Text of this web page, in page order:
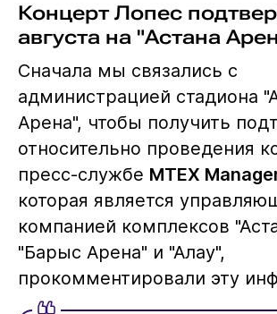
Концерт Лопес
августа на "Астана
Сначала мы связались с
администрацией стадиона
Арена", чтобы получить
относительно проведения
пресс-службе MTEX
которая является
компанией комплексов
"Барыс Арена" и "Алау",
прокомментировали эту